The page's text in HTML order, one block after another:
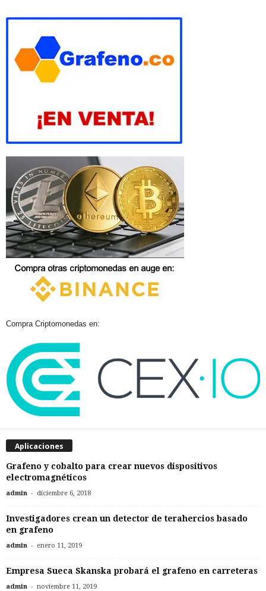
Compra Criptomonedas en:
Aplicaciones
Grafeno y cobalto para crear nuevos dispositivos
electromagnéticos
admin - diciembre 6, 2018
Investigadores crean un detector de terahercios basado
en grafeno
admin - enero 11, 2019
Empresa Sueca Skanska probará el grafeno en carreteras
admin - noviembre 11, 2019